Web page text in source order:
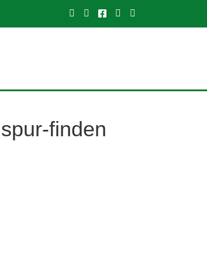
Unsere Webseite
Schreiben Sie uns eine
Unsere facebook-Seite
Unser instagram-
Unser
finden